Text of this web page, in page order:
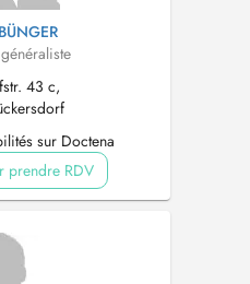
43 c,
sur Doctena
prendre RDV